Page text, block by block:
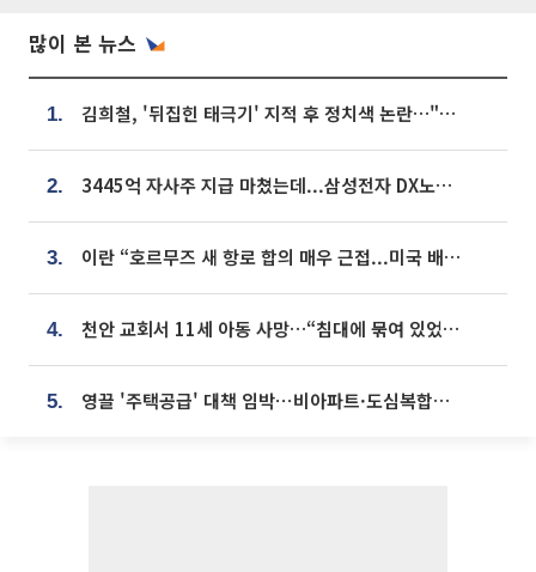
많이 본 뉴스
1. 김희철, '뒤집힌 태극기' 지적 후 정치색 논란…"좌우 떠나 우리나라 국기"
2. 3445억 자사주 지급 마쳤는데...삼성전자 DX노조, 뒤늦은 '떼쓰기 집회'
3. 이란 “호르무즈 새 항로 합의 매우 근접...미국 배상 먼저”
4. 천안 교회서 11세 아동 사망…“침대에 묶여 있었다” 진술 확보
5. 영끌 '주택공급' 대책 임박⋯비아파트·도심복합까지 총동원